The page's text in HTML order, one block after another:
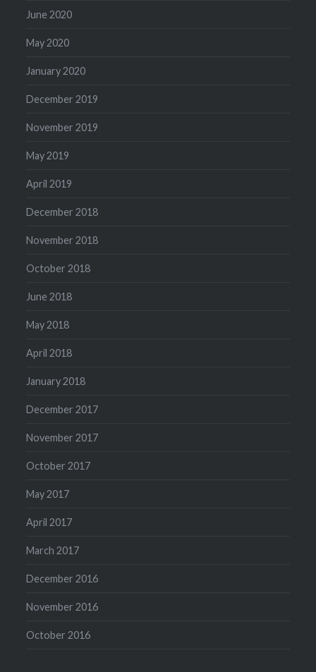
June 2020
May 2020
January 2020
December 2019
November 2019
May 2019
April 2019
December 2018
November 2018
October 2018
June 2018
May 2018
April 2018
January 2018
December 2017
November 2017
October 2017
May 2017
April 2017
March 2017
December 2016
November 2016
October 2016